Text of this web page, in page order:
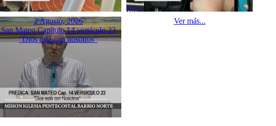
2 Agosto, 2026
San Mateo Capítulo 14 versículo 23
“Dios está con nosotros”
Ver más...